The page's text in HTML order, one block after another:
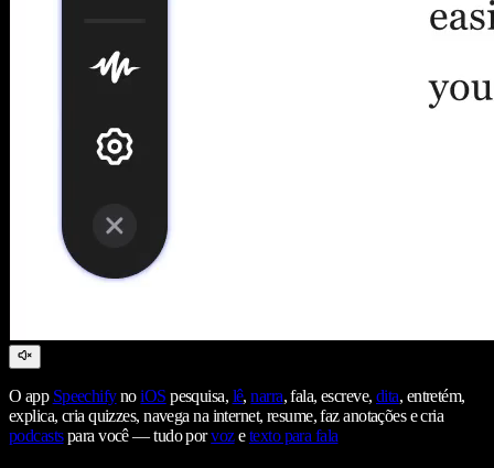
O app SpeechifynoiOS pesquisa, lê,narra, fala, escreve,dita, entretém,
explica, cria quizzes, navega na internet, resume, faz anotações e cria
podcastspara você — tudo porvozetexto para fala